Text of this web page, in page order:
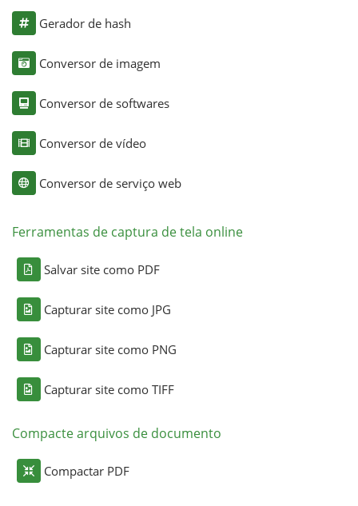
Gerador de hash
Conversor de imagem
Conversor de softwares
Conversor de vídeo
Conversor de serviço web
Ferramentas de captura de tela online
Salvar site como PDF
Capturar site como JPG
Capturar site como PNG
Capturar site como TIFF
Compacte arquivos de documento
Compactar PDF